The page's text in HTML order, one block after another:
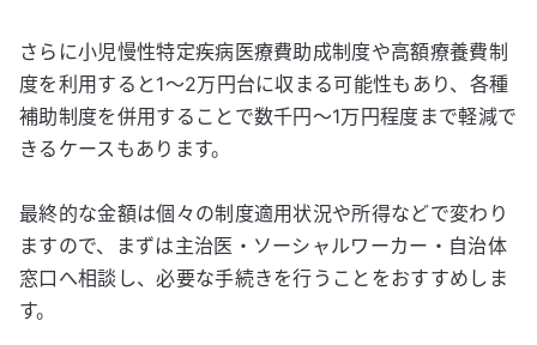
さらに小児慢性特定疾病医療費助成制度や高額療養費制
度を利用すると1～2万円台に収まる可能性もあり、各種
補助制度を併用することで数千円～1万円程度まで軽減で
きるケースもあります。
最終的な金額は個々の制度適用状況や所得などで変わり
ますので、まずは主治医・ソーシャルワーカー・自治体
窓口へ相談し、必要な手続きを行うことをおすすめしま
す。